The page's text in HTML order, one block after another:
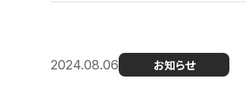
2024.08.06 お知らせ